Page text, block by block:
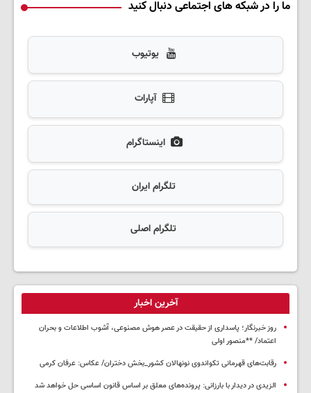
ما را در شبکه های اجتماعی دنبال کنید
یوتیوب
آپارات
اینستاگرام
تلگرام ایران
تلگرام اصلی
آخرین اخبار
روز خبرنگار؛ پاسداری از حقیقت در عصر هوش مصنوعی، آشوب اطلاعات و بحران
اعتماد/ **منصور اولی
رقابت‌های قهرمانی تکواندوی نونهالان کشور_بخش دختران/ عکاس: عرفان کرمی
الزیدی در دیدار با بارزانی: پرونده‌های معلق بر اساس قانون اساسی حل خواهد شد